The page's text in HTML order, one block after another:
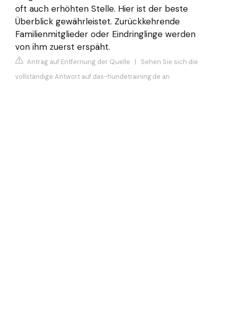
oft auch erhöhten Stelle. Hier ist der beste
Überblick gewährleistet. Zurückkehrende
Familienmitglieder oder Eindringlinge werden
von ihm zuerst erspäht.
Antrag auf Entfernung der Quelle | Sehen Sie sich die
vollständige Antwort auf das-hundetraining.de an